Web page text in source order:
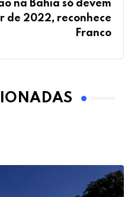
na Bahia só devem
de 2022, reconhece
Franco